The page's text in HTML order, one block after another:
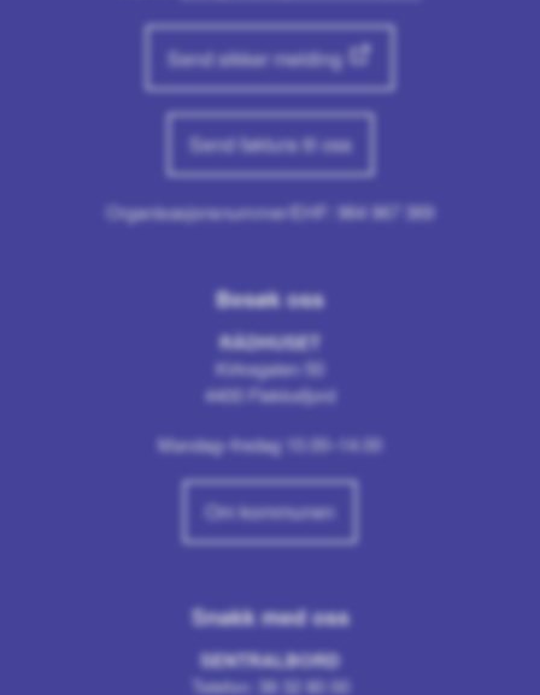
Send sikker melding
Send faktura til oss
Organisasjonsnummer/EHF: 964 967 369
Besøk oss
RÅDHUSET
Kirkegaten 50
4400 Flekkefjord
Mandag–fredag 10.00–14.00
Om kommunen
Snakk med oss
SENTRALBORD
Telefon: 38 32 80 00